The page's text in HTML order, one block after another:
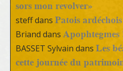
sors mon revolver»
steffdans Patois
Briand dans Apophtegmes
BASSET Sylvain dans Les
cette journée du